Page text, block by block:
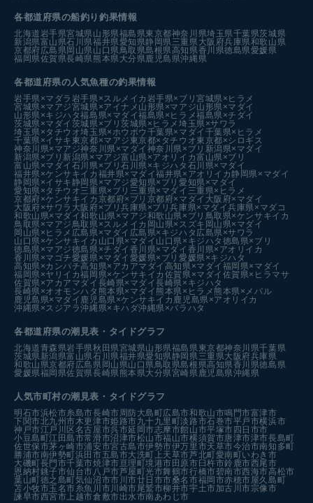
各都道府県の船釣り釣果情報
北海道岩手県宮城県山形県福島県東京都神奈川県埼玉県千葉県茨城県
新潟県富山県石川県福井県愛知県静岡県三重県大阪府兵庫県和歌山県
京都府広島県岡山県山口県鳥取県島根県高知県香川県徳島県愛媛県
福岡県佐賀県長崎県熊本県大分県鹿児島県沖縄県
各都道府県の人気魚種の釣果情報
岩手県×マダラ 岩手県×スルメイカ 岩手県×ブリ宮城県×ヒラメ
宮城県×マアジ宮城県×アイナメ 山形県×マアジ山形県×マダイ
山形県×キジハタ福島県×マダイ福島県×ヒラメ福島県×チダイ
茨城県×マダイ 茨城県×ブリ茨城県×ヒラメ埼玉県×サワラ
埼玉県×タチウオ埼玉県×ホウボウ 千葉県×マダイ 千葉県×ヒラメ
千葉県×イサキ 東京都×マアジ 東京都×タチウオ東京都×シロギス
神奈川県×マアジ神奈川県×マダイ 神奈川県×ブリ 新潟県×マダイ
新潟県×ブリ 新潟県×マアジ富山県×アオリイカ富山県×ブリ
富山県×マダイ 石川県×ブリ石川県×キジハタ 石川県×マダイ
福井県×ケンサキイカ 福井県×マダイ福井県×アオリイカ 静岡県×マダイ
静岡県×イサキ 静岡県×マアジ愛知県×ブリ愛知県×マダイ
愛知県×タチウオ三重県×ブリ 三重県×マダイ 三重県×ヒラメ
京都府×ケンサキイカ 京都府×ブリ 京都府×マダイ 大阪府×マダイ
大阪府×サワラ 大阪府×ブリ兵庫県×ブリ兵庫県×マダイ兵庫県×マダコ
和歌山県×マダイ和歌山県×マアジ和歌山県×ブリ 鳥取県×ケンサキイカ
鳥取県×マアジ鳥取県×スルメイカ 岡山県×スズキ 岡山県×マダイ
岡山県×ヒラメ 広島県×マダイ 広島県×キジハタ 広島県×サワラ
山口県×ケンサキイカ 山口県×マダイ 山口県×キジハタ 徳島県×ブリ
徳島県×マアジ徳島県×チダイ 香川県×マダイ 香川県×アオリイカ
香川県×マゴチ愛媛県×マダイ 愛媛県×ブリ愛媛県×キジハタ
高知県×カンパチ高知県×アカアマダイ 高知県×マダイ 福岡県×マダイ
福岡県×ヤリイカ福岡県×ケンサキイカ 佐賀県×マダイ 佐賀県×ヒラマサ
佐賀県×アカアマダイ 長崎県×マダイ長崎県×キジハタ
長崎県×オオモンハタ 熊本県×マダイ 熊本県×ヒラメ 熊本県×メバル
鹿児島県×マダイ 鹿児島県×ケンサキイカ 鹿児島県×アオリイカ
沖縄県×スジアラ沖縄県×キハダ沖縄県×バラハタ
各都道府県の潮見表 ・タイドグラフ
北海道青森県岩手県秋田県宮城県山形県福島県東京都神奈川県千葉県
茨城県新潟県富山県石川県福井県愛知県静岡県三重県大阪府兵庫県
和歌山県京都府広島県 岡山県山口県鳥取県島根県高知県香川県徳島県
愛媛県福岡県佐賀県長崎県熊本県大分県宮崎県鹿児島県沖縄県
人気市町村の潮見表・タイドグラフ
明石市浜松市糸島市長崎市周防大島町広島市和歌山市鳴門市富津市
下関市北九州市木更津市姫路市九十九里町淡路市石巻市平戸市横浜市
神戸市江戸川区 名古屋市呉市延岡市志摩市館山市平塚市 四日市市
小豆島町江田島市常滑市沼津市松山市福山市横須賀市唐津市津市長島町
佐世保市茅ヶ崎市浦安市宮古島市伊勢市伊万里市天草市今治市南知多町
勝浦市南伊勢町浜田市五島市大洗町 上天草市芦北町愛南町いわき市
大磯町長門市千葉市焼津市亘理町境港市 田原市 臼杵市鈴鹿市西尾市
恩納村銚子市仙台市八戸市芦屋町光市舞鶴市行橋市碧南市西海市高松市
葉山町徳之島町気仙沼市市川市廿日市市桑名市福岡市赤穂市屋久島町
苫小牧市玉名市糸魚川市川崎市尾鷲市柳井市宇土市加古川市宗像市
諫早市西宮市 上越市倉敷市出水市南あわじ市